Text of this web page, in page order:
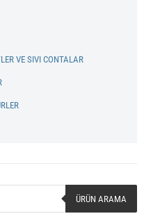
VE SIVI CONTALAR
ÜRÜN ARAMA